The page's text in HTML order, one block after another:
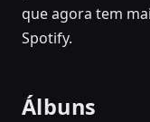
que agora tem
Spotify.
Álbuns